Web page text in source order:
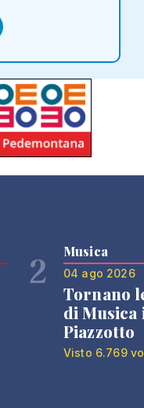
2 Musica
04 ago 2026
Tornano
di Musica
Piazzotto
Visto 6.769